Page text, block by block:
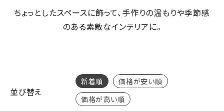
ちょっとしたスペースに飾って、手作りの温もりや季節感
のある素敵なインテリアに。
並び替え
新着順
価格が安い順
価格が高い順